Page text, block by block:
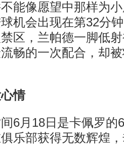
能像愿望中那样为
机会出现在第32分
区，兰帕德一脚低
畅的一次配合，却
情
月18日是卡佩罗的
乐部获得无数辉煌